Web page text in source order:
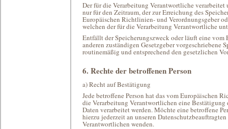
Der für die Verarbeitung Verantwortliche verarbeitet
nur für den Zeitraum, der zur Erreichung des
Europäischen Richtlinien- und Verordnungsgeber
welchen der für die Verarbeitung Verantwortliche
Entfällt der Speicherungszweck oder läuft eine
anderen zuständigen Gesetzgeber vorgeschriebene
routinemäßig und entsprechend den gesetzlichen
6. Rechte der betroffenen Person
a) Recht auf Bestätigung
Jede betroffene Person hat das vom Europäischen
die Verarbeitung Verantwortlichen eine Bestätigung
Daten verarbeitet werden. Möchte eine betroffene
hierzu jederzeit an unseren
Verantwortlichen wenden.